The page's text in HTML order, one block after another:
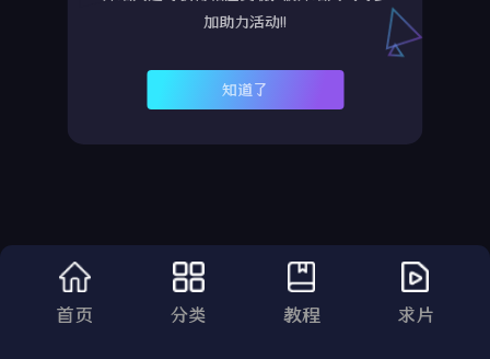
加助力活动!!
知道了
首页 分类 教程 求片